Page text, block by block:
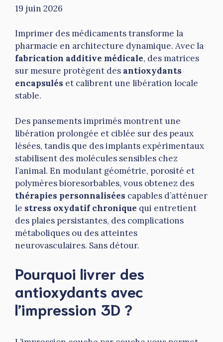
19 juin 2026
Imprimer des médicaments transforme la
pharmacie en architecture dynamique. Avec la
fabrication additive médicale, des matrices
sur mesure protègent des antioxydants
encapsulés et calibrent une libération locale
stable.
Des pansements imprimés montrent une
libération prolongée et ciblée sur des peaux
lésées, tandis que des implants expérimentaux
stabilisent des molécules sensibles chez
l’animal. En modulant géométrie, porosité et
polymères bioresorbables, vous obtenez des
thérapies personnalisées capables d’atténuer
le stress oxydatif chronique qui entretient
des plaies persistantes, des complications
métaboliques ou des atteintes
neurovasculaires. Sans détour.
Pourquoi livrer des
antioxydants avec
l’impression 3D ?